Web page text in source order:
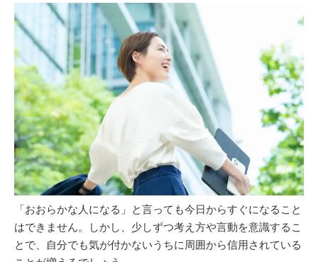
「おおらかな人になる」と言っても今日からすぐになること
はできません。しかし、少しずつ考え方や言動を意識するこ
とで、自分でも気が付かないうちに周囲から信用されている